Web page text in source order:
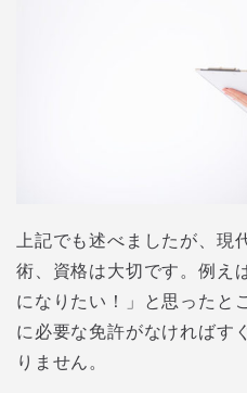
上記でも述べましたが、現
術、資格は大切です。例え
になりたい！」と思ったと
に必要な免許がなければす
りません。